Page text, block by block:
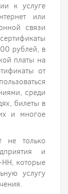
к услуге
или
связи
рублей, в
платы на
от
среди
билеты в
и многое
не только
и
НН, которые
услугу